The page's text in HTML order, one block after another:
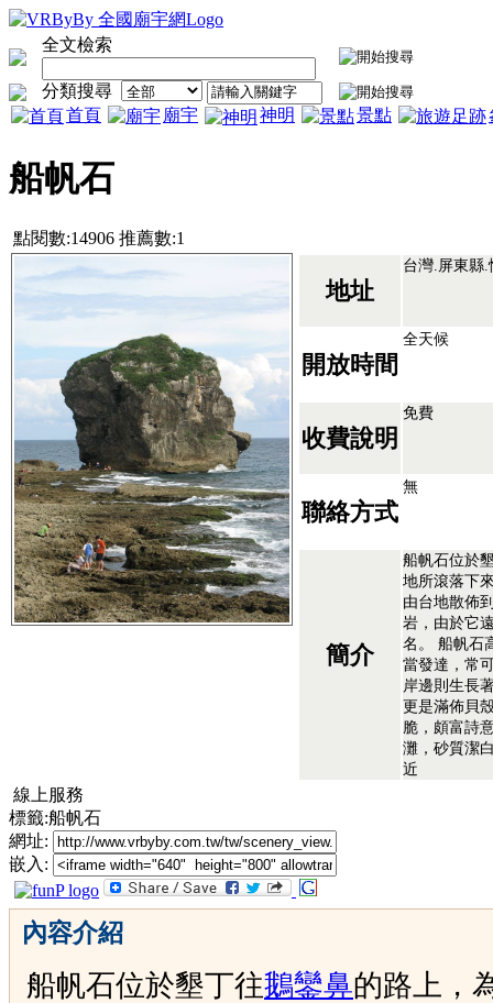
全文檢索
分類搜尋
首頁
廟宇 神明 景點
船帆石
點閱數:14906 推薦數:1
地址
台灣.屏東縣
開放時間
全天候
收費說明
免費
聯絡方式
無
簡介
船帆石位於
地所滾落下
由台地散佈
岩，由於它
名。 船帆石
當發達，常
岸邊則生長
更是滿佈貝
脆，頗富詩
灘，砂質潔
近
線上服務
標籤:船帆石
網址:
嵌入:
內容介紹
船帆石位於墾丁往鵝鑾鼻的路上，